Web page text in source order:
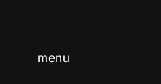
menu